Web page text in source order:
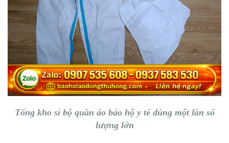
Tổng kho sỉ bộ quần áo bảo hộ y tế dùng một lần số
lượng lớn